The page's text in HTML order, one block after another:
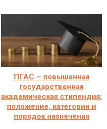
ПГАС – повышенная
государственная
академическая стипендия:
положение, категории и
порядок назначения